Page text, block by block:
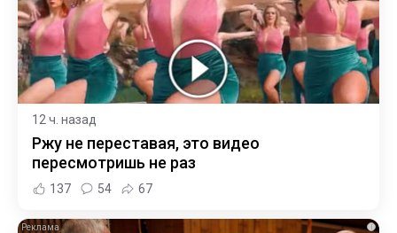
12 ч. назад
Ржу не переставая, это видео
пересмотришь не раз
137 54 67
i